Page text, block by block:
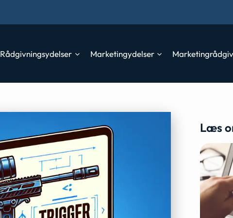
Rådgivningsydelser Marketingydelser
Læs